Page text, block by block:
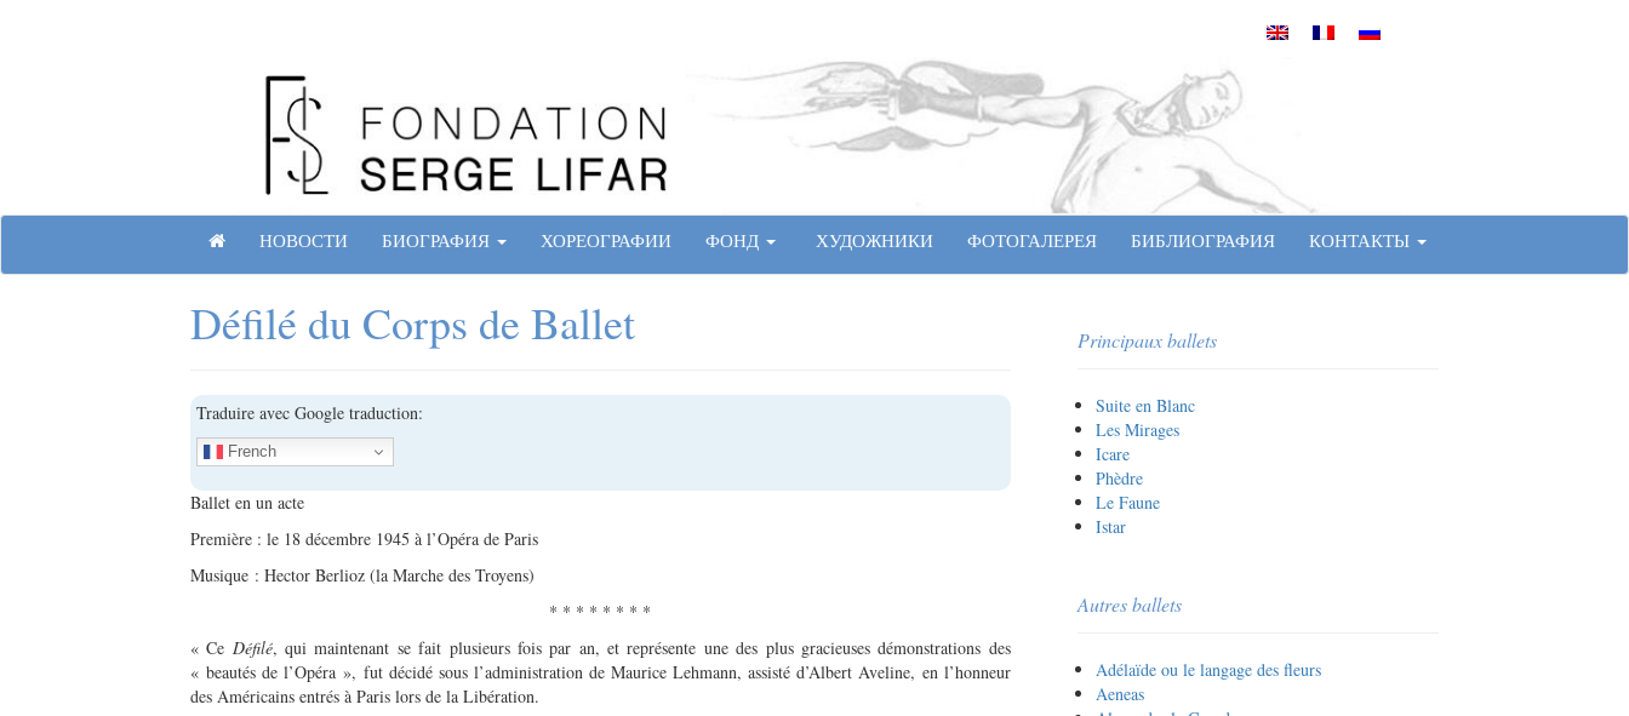
Site officiel de la Fondation Serge Lifar
ГЛАВНАЯ СТРАНИЦА
НОВОСТИ БИОГРАФИЯ ХОРЕОГРАФИИ ФОНД ХУДОЖНИКИ ФОТОГАЛЕРЕЯ БИБЛИОГРАФИЯ КОНТАКТЫ
Défilé du Corps de Ballet
Traduire avec Google traduction:
French
Ballet en un acte
Première : le 18 décembre 1945 à l’Opéra de Paris
Musique : Hector Berlioz (la Marche des Troyens)
* * * * * * * *
« Ce Défilé, qui maintenant se fait plusieurs fois par an, et représente une des plus gracieuses démonstrations des
« beautés de l’Opéra », fut décidé sous l’administration de Maurice Lehmann, assisté d’Albert Aveline, en l’honneur
des Américains entrés à Paris lors de la Libération.
Principaux ballets
Suite en Blanc
Les Mirages
Icare
Phèdre
Le Faune
Istar
Autres ballets
Adélaïde ou le langage des fleurs
Aeneas